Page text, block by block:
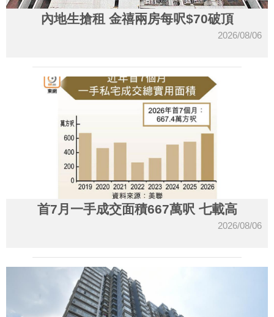
內地生搶租 金禧兩房每呎$70破頂
2026/08/06
首7月一手成交面積667萬呎 七載高
2026/08/06